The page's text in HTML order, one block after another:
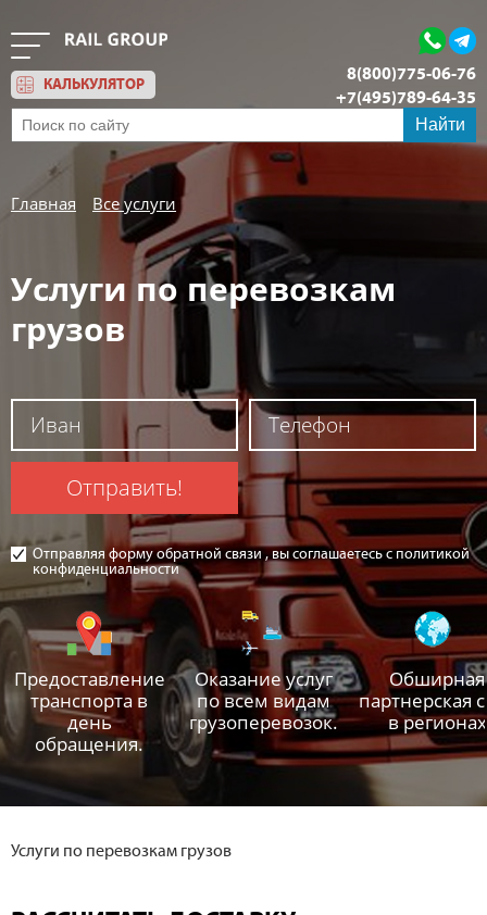
Найти
КАЛЬКУЛЯТОР
8(800)775-06-76
+7(495)789-64-35
Обратный звонок
Главная Все услуги
Услуги по перевозкам
грузов
Отправить!
Отправляя форму обратной связи , вы соглашаетесь с политикой
конфиденциальности
Предоставление
транспорта в
день
обращения.
Оказание услуг
по всем видам
грузоперевозок.
Обширная
партнерская
в регионах
Услуги по перевозкам грузов